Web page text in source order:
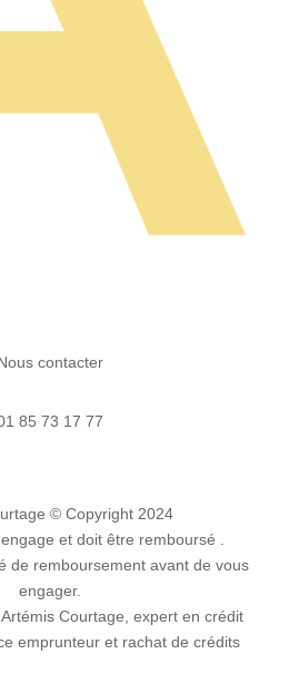
contacter
85 73 17 77
© Copyright 2024
et doit être remboursé .
de remboursement avant de vous
engager.
Courtage, expert en crédit
emprunteur et rachat de crédits